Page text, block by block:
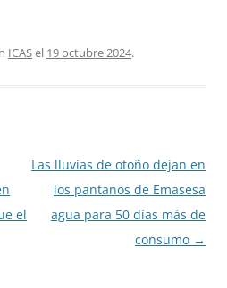
ICASel 19 octubre 2024.
el
Las lluvias de otoño dejan en
los pantanos de Emasesa
agua para 50 días más de
consumo →